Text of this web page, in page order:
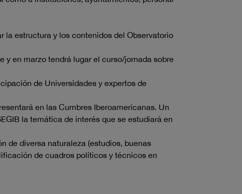
la estructura y los contenidos del Observatorio
y en marzo tendrá lugar el curso/jornada sobre
de Universidades y expertos de
en las Cumbres Iberoamericanas. Un
la temática de interés que se estudiará en
de diversa naturaleza (estudios, buenas
de cuadros políticos y técnicos en